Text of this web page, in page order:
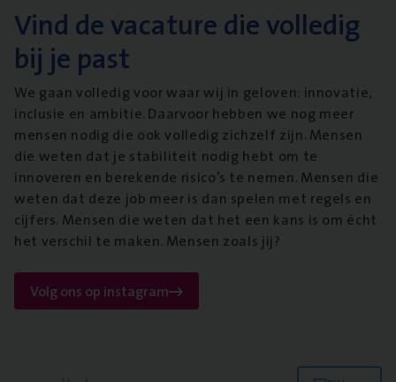
Vind de vacature die volledig
bij je past
We gaan volledig voor waar wij in geloven: innovatie,
inclusie en ambitie. Daarvoor hebben we nog meer
mensen nodig die ook volledig zichzelf zijn. Mensen
die weten dat je stabiliteit nodig hebt om te
innoveren en berekende risico’s te nemen. Mensen die
weten dat deze job meer is dan spelen met regels en
cijfers. Mensen die weten dat het een kans is om écht
het verschil te maken. Mensen zoals jij?
Volg ons op instagram